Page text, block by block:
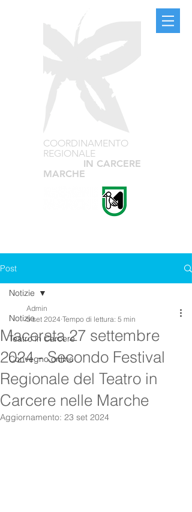
COORDINAMENTO
REGIONALE
IN CARCERE
MARCHE
Post
Notizie
Teatro in Carcere
Convegno online
Notizie
Macerata 27 settembre
2024 - Secondo Festival
Regionale del Teatro in
Carcere nelle Marche
Admin
5 set 2024 Tempo di lettura: 5 min
Aggiornamento: 23 set 2024